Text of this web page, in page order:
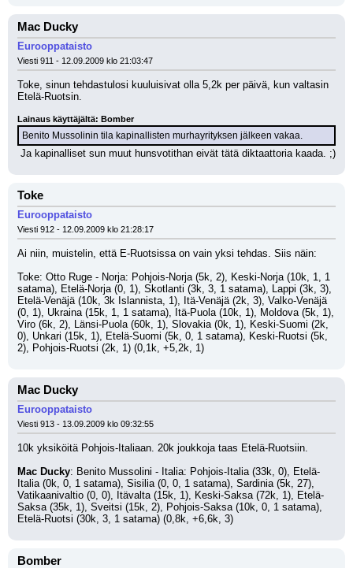
Mac Ducky
Eurooppataisto
Viesti 911 - 12.09.2009 klo 21:03:47
Toke, sinun tehdastulosi kuuluisivat olla 5,2k per päivä, kun valtasin
Etelä-Ruotsin.
Lainaus käyttäjältä: Bomber
Benito Mussolinin tila kapinallisten murhayrityksen jälkeen vakaa.
Ja kapinalliset sun muut hunsvotithan eivät tätä diktaattoria kaada. ;)
Toke
Eurooppataisto
Viesti 912 - 12.09.2009 klo 21:28:17
Ai niin, muistelin, että E-Ruotsissa on vain yksi tehdas. Siis näin:
Toke: Otto Ruge - Norja: Pohjois-Norja (5k, 2), Keski-Norja (10k, 1, 1
satama), Etelä-Norja (0, 1), Skotlanti (3k, 3, 1 satama), Lappi (3k, 3),
Etelä-Venäjä (10k, 3k Islannista, 1), Itä-Venäjä (2k, 3), Valko-Venäjä
(0, 1), Ukraina (15k, 1, 1 satama), Itä-Puola (10k, 1), Moldova (5k, 1),
Viro (6k, 2), Länsi-Puola (60k, 1), Slovakia (0k, 1), Keski-Suomi (2k,
0), Unkari (15k, 1), Etelä-Suomi (5k, 0, 1 satama), Keski-Ruotsi (5k,
2), Pohjois-Ruotsi (2k, 1) (0,1k, +5,2k, 1)
Mac Ducky
Eurooppataisto
Viesti 913 - 13.09.2009 klo 09:32:55
10k yksiköitä Pohjois-Italiaan. 20k joukkoja taas Etelä-Ruotsiin.
Mac Ducky: Benito Mussolini - Italia: Pohjois-Italia (33k, 0), Etelä-
Italia (0k, 0, 1 satama), Sisilia (0, 0, 1 satama), Sardinia (5k, 27),
Vatikaanivaltio (0, 0), Itävalta (15k, 1), Keski-Saksa (72k, 1), Etelä-
Saksa (35k, 1), Sveitsi (15k, 2), Pohjois-Saksa (10k, 0, 1 satama),
Etelä-Ruotsi (30k, 3, 1 satama) (0,8k, +6,6k, 3)
Bomber